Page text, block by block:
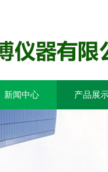
新闻中心 产品展